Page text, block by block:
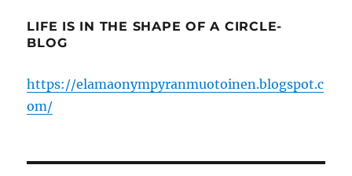
LIFE IS IN THE SHAPE OF A CIRCLE-
BLOG
https://elamaonympyranmuotoinen.blogspot.c
om/